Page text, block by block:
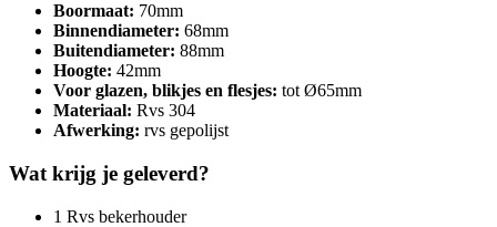
Boormaat: 70mm
Binnendiameter: 68mm
Buitendiameter: 88mm
Hoogte: 42mm
Voor glazen, blikjes en flesjes: tot Ø65mm
Materiaal: Rvs 304
Afwerking: rvs gepolijst
Wat krijg je geleverd?
1 Rvs bekerhouder